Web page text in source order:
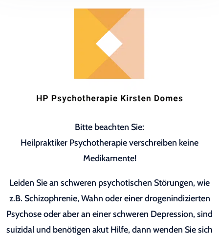
Bitte beachten Sie:
Heilpraktiker Psychotherapie verschreiben keine
Medikamente!
Leiden Sie an schweren psychotischen Störungen, wie
z.B. Schizophrenie, Wahn oder einer drogenindizierten
Psychose oder aber an einer schweren Depression, sind
suizidal und benötigen akut Hilfe, dann wenden Sie sich